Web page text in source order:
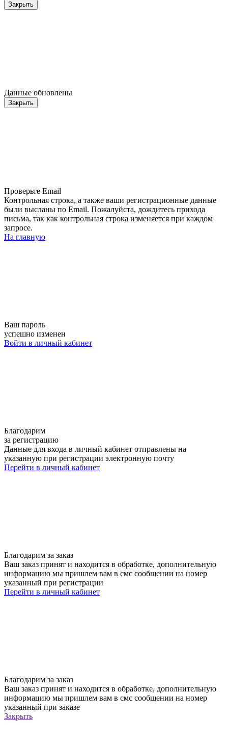
Закрыть
Данные обновлены
Закрыть
Проверьте Email
Контрольная строка, а также ваши регистрационные данные
были высланы по Email. Пожалуйста, дождитесь прихода
письма, так как контрольная строка изменяется при каждом
запросе.
На главную
Ваш пароль
успешно изменен
Войти в личный кабинет
Благодарим
за регистрацию
Данные для входа в личный кабинет отправлены на
указанную при регистрации электронную почту
Перейти в личный кабинет
Благодарим за заказ
Ваш заказ принят и находится в обработке, дополнительную
информацию мы пришлем вам в смс сообщении на номер
указанный при регистрации
Перейти в личный кабинет
Благодарим за заказ
Ваш заказ принят и находится в обработке, дополнительную
информацию мы пришлем вам в смс сообщении на номер
указанный при заказе
Закрыть